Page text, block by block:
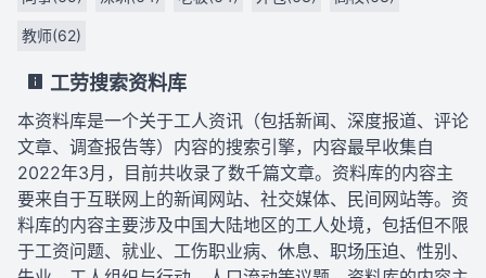
教师(62)
工劳搜索资料库
本资料库是一个关于工人资讯（包括新闻、深度报道、评论
文章、调查报告等）内容的搜索引擎，内容最早收集自
2022年3月，目前共收录了数千篇文章。资料库的内容主
要来自于互联网上的新闻网站、社交媒体、民间网站等。资
料库的内容主要涉及中国大陆地区的工人处境，包括但不限
于工资问题、就业、工伤职业病、休息、职场压迫、性别、